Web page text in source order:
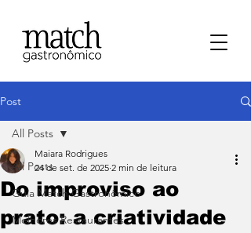
Post
All Posts
⁠Guia Match Gastronômico
Melhores Restaurantes
All Posts
Do improviso ao
prato: a criatividade
Maiara Rodrigues
24 de set. de 2025 2 min de leitura